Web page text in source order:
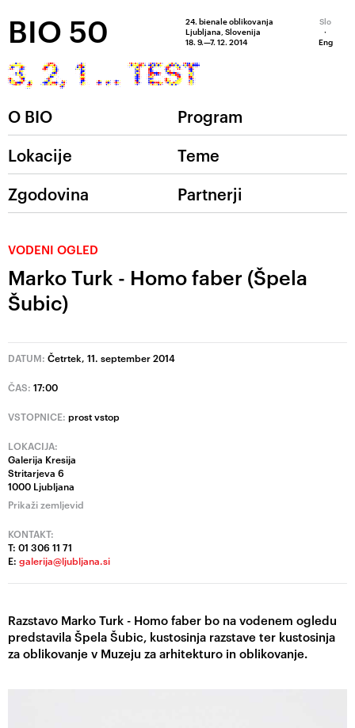
BIO 50
24. bienale oblikovanja
Ljubljana, Slovenija
18. 9.—7. 12. 2014
Slo
·
Eng
O BIO
Program
Lokacije
Teme
Zgodovina
Partnerji
VODENI OGLED
Marko Turk - Homo faber (Špela
Šubic)
DATUM: Četrtek, 11. september 2014
ČAS: 17:00
VSTOPNICE: prost vstop
LOKACIJA:
Galerija Kresija
Stritarjeva 6
1000 Ljubljana
Prikaži zemljevid
KONTAKT:
T: 01 306 11 71
E: galerija@ljubljana.si
Razstavo Marko Turk - Homo faber bo na vodenem ogledu
predstavila Špela Šubic, kustosinja razstave ter kustosinja
za oblikovanje v Muzeju za arhitekturo in oblikovanje.